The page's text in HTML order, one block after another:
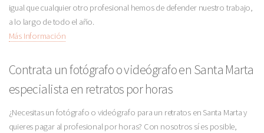
igual que cualquier otro profesional hemos de defender nuestro trabajo,
a lo largo de todo el año.
Más Información
Contrata un fotógrafo o videógrafo en Santa Marta
especialista en retratos por horas
¿Necesitas un fotógrafo o videógrafo para un retratos en Santa Marta y
quieres pagar al profesional por horas? Con nosotros sí es posible,